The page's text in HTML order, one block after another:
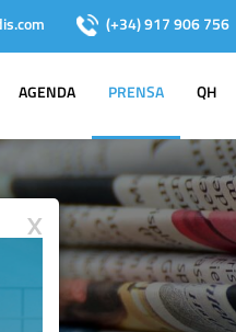
(+34) 917 906 756
AGENDA PRENSA QH
X